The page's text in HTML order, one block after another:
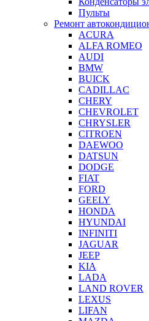
Пульты
Ремонт
ACURA
ALFA ROMEO
AUDI
BMW
BUICK
CADILLAC
CHERY
CHEVROLET
CHRYSLER
CITROEN
DAEWOO
DATSUN
DODGE
FIAT
FORD
GEELY
HONDA
HYUNDAI
INFINITI
JAGUAR
JEEP
KIA
LADA
LAND ROVER
LEXUS
LIFAN